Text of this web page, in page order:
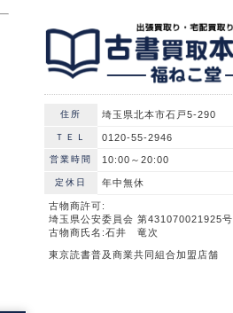
住所 埼玉県北本市石戸5-290
ＴＥＬ 0120-55-2946
営業時間 10:00～20:00
定休日 年中無休
古物商許可:
埼玉県公安委員会 第431070021925号
古物商氏名:石井 竜次
東京読書普及商業共同組合加盟店舗